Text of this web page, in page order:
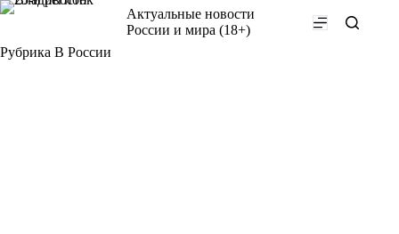
Перейти
Актуальные новости
России и мира (18+)
Рубрика В России